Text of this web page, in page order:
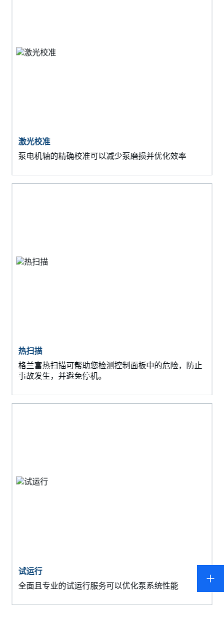
激光校准
泵电机轴的精确校准可以减少泵磨损并优化效率
热扫描
格兰富热扫描可帮助您检测控制面板中的危险，防止
事故发生，并避免停机。
试运行
全面且专业的试运行服务可以优化泵系统性能